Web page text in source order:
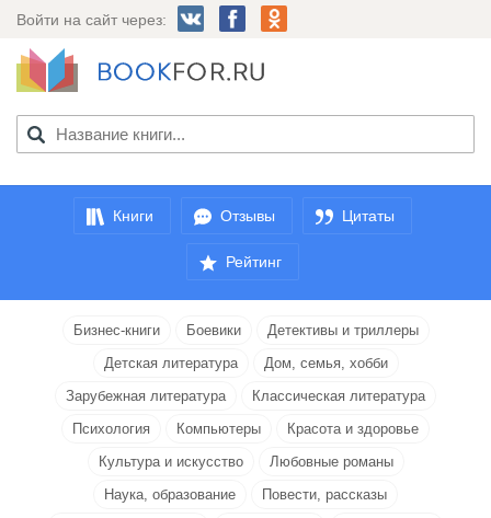
Войти на сайт через:
Книги Отзывы Цитаты
Рейтинг
Бизнес-книги Боевики
Детективы и триллеры
Детская литература
Дом, семья, хобби
Зарубежная литература
Классическая литература
Психология
Компьютеры
Красота и здоровье
Культура и искусство
Любовные романы
Наука, образование
Повести, рассказы